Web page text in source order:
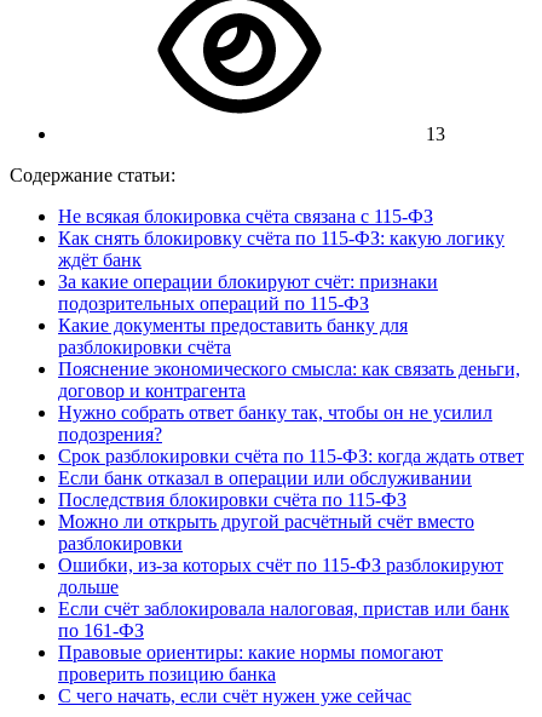
13
Содержание статьи:
Не всякая блокировка счёта связана с 115-ФЗ
Как снять блокировку счёта по 115-ФЗ: какую логику
ждёт банк
За какие операции блокируют счёт: признаки
подозрительных операций по 115-ФЗ
Какие документы предоставить банку для
разблокировки счёта
Пояснение экономического смысла: как связать деньги,
договор и контрагента
Нужно собрать ответ банку так, чтобы он не усилил
подозрения?
Срок разблокировки счёта по 115-ФЗ: когда ждать ответ
Если банк отказал в операции или обслуживании
Последствия блокировки счёта по 115-ФЗ
Можно ли открыть другой расчётный счёт вместо
разблокировки
Ошибки, из-за которых счёт по 115-ФЗ разблокируют
дольше
Если счёт заблокировала налоговая, пристав или банк
по 161-ФЗ
Правовые ориентиры: какие нормы помогают
проверить позицию банка
С чего начать, если счёт нужен уже сейчас